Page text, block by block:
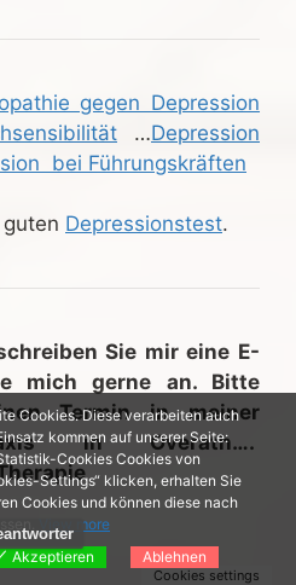
gegen Depression
…Depression
bei Führungskräften
Depressionstest.
Sie mir eine E-
mich gerne an. Bitte
Termin in meiner
in Overath….
Cookies. Diese verarbeiten auch
kommen auf unserer Seite:
Cookies Cookies von
Settings“ klicken, erhalten Sie
Cookies und können diese nach
View more
Akzeptieren Ablehnen
Cookies settings